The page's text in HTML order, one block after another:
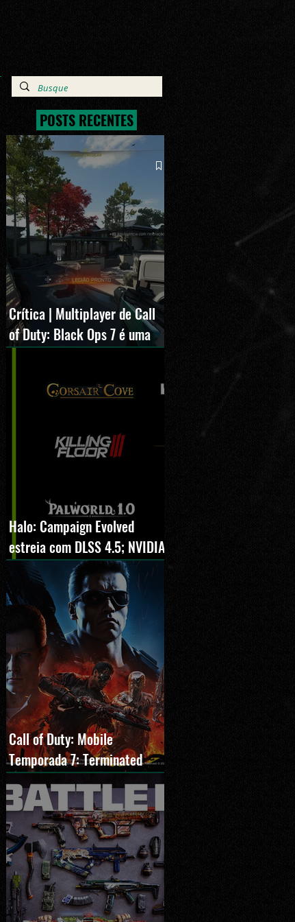
POSTS RECENTES
Crítica | Multiplayer de Call
of Duty: Black Ops 7 é uma
experiência positiva,
Halo: Campaign Evolved
estreia com DLSS 4.5; NVIDIA
lança novo GeForce Game
Ready Driver para grandes
lançamentos
Call of Duty: Mobile
Temporada 7: Terminated
estreia com O Exterminador
do Futuro 2, novos modos e
Cronen Squall